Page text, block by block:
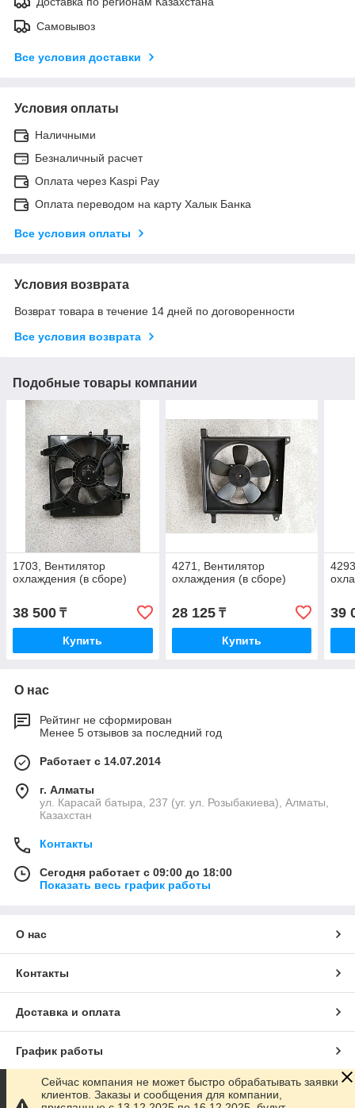
Самовывоз
Все условия доставки
Условия оплаты
Наличными
Безналичный расчет
Оплата через Kaspi Pay
Оплата переводом на карту Халык Банка
Все условия оплаты
Условия возврата
Возврат товара в течение 14 дней по договоренности
Все условия возврата
Подобные товары компании
1703, Вентилятор
охлаждения (в сборе)
38 500 ₸
Купить
4271, Вентилятор
охлаждения (в сборе)
28 125₸
Купить
39
О нас
Рейтинг не сформирован
Менее 5 отзывов за последний год
Работает с 14.07.2014
г. Алматы
ул. Карасай батыра, 237 (уг. ул. Розыбакиева), Алматы,
Казахстан
Контакты
Сегодня работает с 09:00 до 18:00
Показать весь график работы
О нас
Контакты
Доставка и оплата
График работы
Полная версия сайта
Сейчас компания не может быстро обрабатывать заявки
клиентов. Заказы и сообщения для компании,